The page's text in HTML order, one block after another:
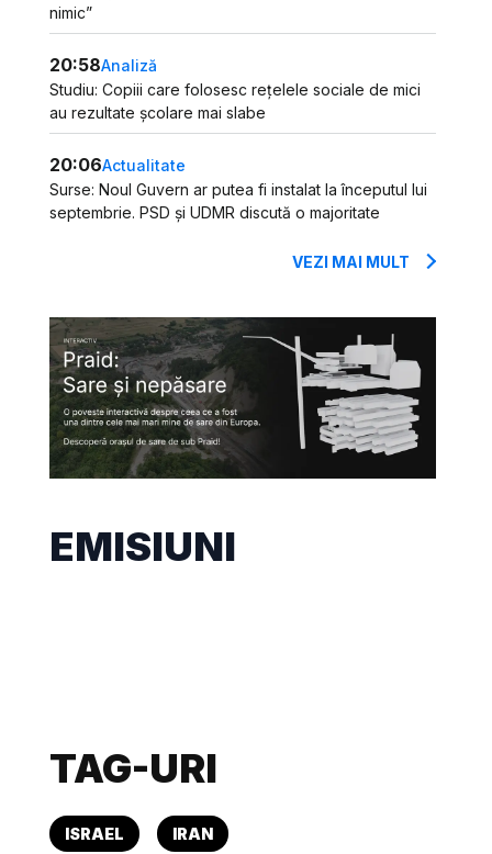
nimic”
20:58Analiză
Studiu: Copiii care folosesc rețelele sociale de mici
au rezultate școlare mai slabe
20:06Actualitate
Surse: Noul Guvern ar putea fi instalat la începutul lui
septembrie. PSD și UDMR discută o majoritate
VEZI MAI MULT
EMISIUNI
TAG-URI
ISRAEL IRAN